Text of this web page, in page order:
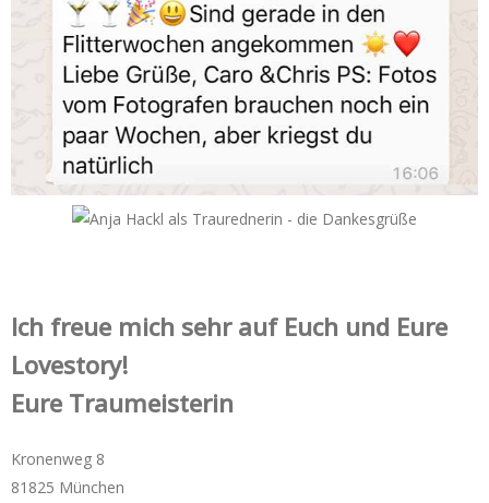
Ich freue mich sehr auf Euch und Eure
Lovestory!
Eure Traumeisterin
Kronenweg 8
81825 München